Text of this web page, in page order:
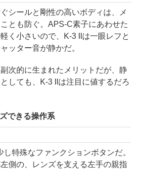
シールと剛性の高いボディは、メ
とも防ぐ。APS-C素子にあわせた
く小さいので、K-3 IIは一眼レフと
ッター音が静かだ。
次的に生まれたメリットだが、静
しても、K-3 IIは注目に値するだろ
できる操作系
特殊なファンクションボタンだ。
側の、レンズを支える左手の親指